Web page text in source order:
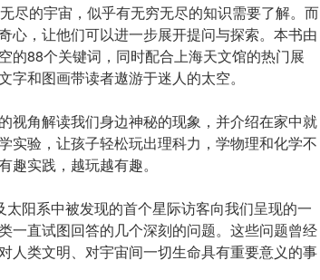
尽的宇宙，似乎有无穷无尽的知识需要了解。而
心，让他们可以进一步展开提问与探索。本书由
的88个关键词，同时配合上海天文馆的热门展
和图画带读者遨游于迷人的太空。
视角解读我们身边神秘的现象，并介绍在家中就
实验，让孩子轻松玩出理科力，学物理和化学不
实践，越玩越有趣。
太阳系中被发现的首个星际访客向我们呈现的一
一直试图回答的几个深刻的问题。这些问题曾经
人类文明、对宇宙间一切生命具有重要意义的事